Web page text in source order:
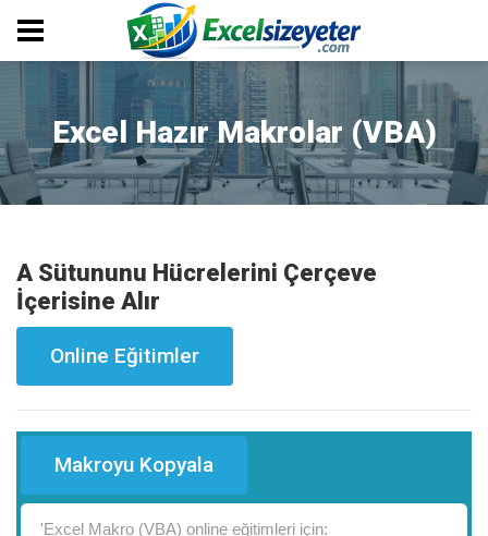
Excel Hazır Makrolar (VBA)
A Sütununu Hücrelerini Çerçeve
İçerisine Alır
Online Eğitimler
Makroyu Kopyala